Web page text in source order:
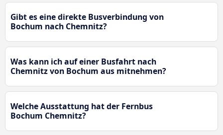
Gibt es eine direkte Busverbindung von
Bochum nach Chemnitz?
Was kann ich auf einer Busfahrt nach
Chemnitz von Bochum aus mitnehmen?
Welche Ausstattung hat der Fernbus
Bochum Chemnitz?